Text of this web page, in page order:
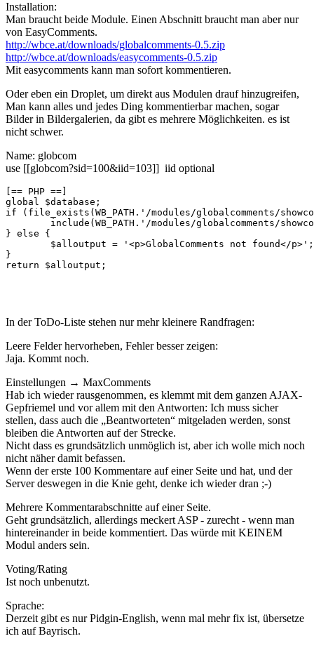
Installation:
Man braucht beide Module. Einen Abschnitt braucht man aber nur
von EasyComments.
http://wbce.at/downloads/globalcomments-0.5.zip
http://wbce.at/downloads/easycomments-0.5.zip
Mit easycomments kann man sofort kommentieren.
Oder eben ein Droplet, um direkt aus Modulen drauf hinzugreifen,
Man kann alles und jedes Ding kommentierbar machen, sogar
Bilder in Bildergalerien, da gibt es mehrere Möglichkeiten. es ist
nicht schwer.
Name: globcom
use [[globcom?sid=100&iid=103]] iid optional
[== PHP ==]
global $database;
if (file_exists(WB_PATH.'/modules/globalcomments/
} else {
}
return $alloutput;
In der ToDo-Liste stehen nur mehr kleinere Randfragen:
Leere Felder hervorheben, Fehler besser zeigen:
Jaja. Kommt noch.
Einstellungen → MaxComments
Hab ich wieder rausgenommen, es klemmt mit dem ganzen AJAX-
Gepfriemel und vor allem mit den Antworten: Ich muss sicher
stellen, dass auch die „Beantworteten“ mitgeladen werden, sonst
bleiben die Antworten auf der Strecke.
Nicht dass es grundsätzlich unmöglich ist, aber ich wolle mich noch
nicht näher damit befassen.
Wenn der erste 100 Kommentare auf einer Seite und hat, und der
Server deswegen in die Knie geht, denke ich wieder dran ;-)
Mehrere Kommentarabschnitte auf einer Seite.
Geht grundsätzlich, allerdings meckert ASP - zurecht - wenn man
hintereinander in beide kommentiert. Das würde mit KEINEM
Modul anders sein.
Voting/Rating
Ist noch unbenutzt.
Sprache:
Derzeit gibt es nur Pidgin-English, wenn mal mehr fix ist, übersetze
ich auf Bayrisch.